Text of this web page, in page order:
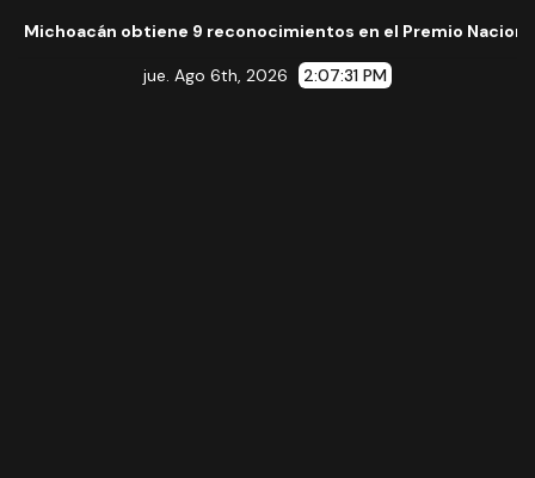
obtiene 9 reconocimientos en el Premio Nacional de la
jue. Ago 6th, 2026 2:07:32 PM